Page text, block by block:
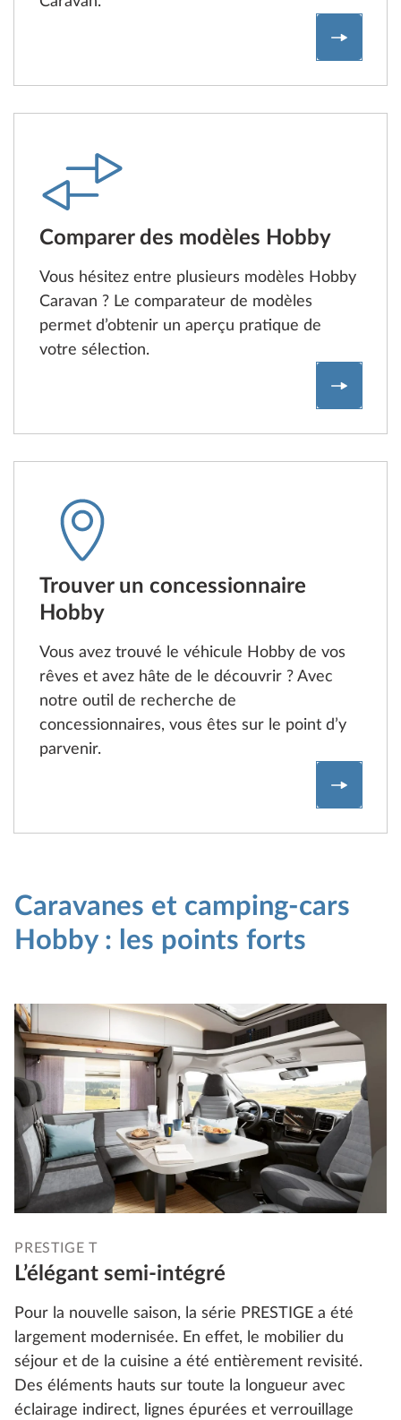
Comparer des modèles Hobby
Vous hésitez entre plusieurs modèles Hobby
Caravan ? Le comparateur de modèles
permet d’obtenir un aperçu pratique de
votre sélection.
Trouver un concessionnaire
Hobby
Vous avez trouvé le véhicule Hobby de vos
rêves et avez hâte de le découvrir ? Avec
notre outil de recherche de
concessionnaires, vous êtes sur le point d’y
parvenir.
Caravanes et camping-cars
Hobby : les points forts
PRESTIGE T
L’élégant semi-intégré
Pour la nouvelle saison, la série PRESTIGE a été
largement modernisée. En effet, le mobilier du
séjour et de la cuisine a été entièrement revisité.
Des éléments hauts sur toute la longueur avec
éclairage indirect, lignes épurées et verrouillage